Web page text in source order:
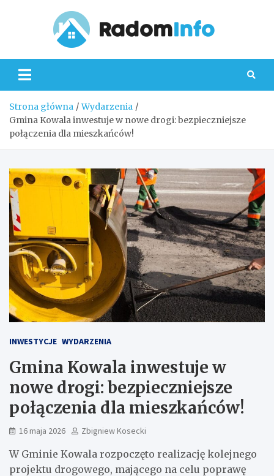
Strona główna
Wydarzenia
Gmina Kowala inwestuje w nowe drogi: bezpieczniejsze
połączenia dla mieszkańców!
INWESTYCJE WYDARZENIA
Gmina Kowala inwestuje w
nowe drogi: bezpieczniejsze
połączenia dla mieszkańców!
16 maja 2026 Zbigniew Kosecki
W Gminie Kowala rozpoczęto realizację kolejnego
projektu drogowego, mającego na celu poprawę